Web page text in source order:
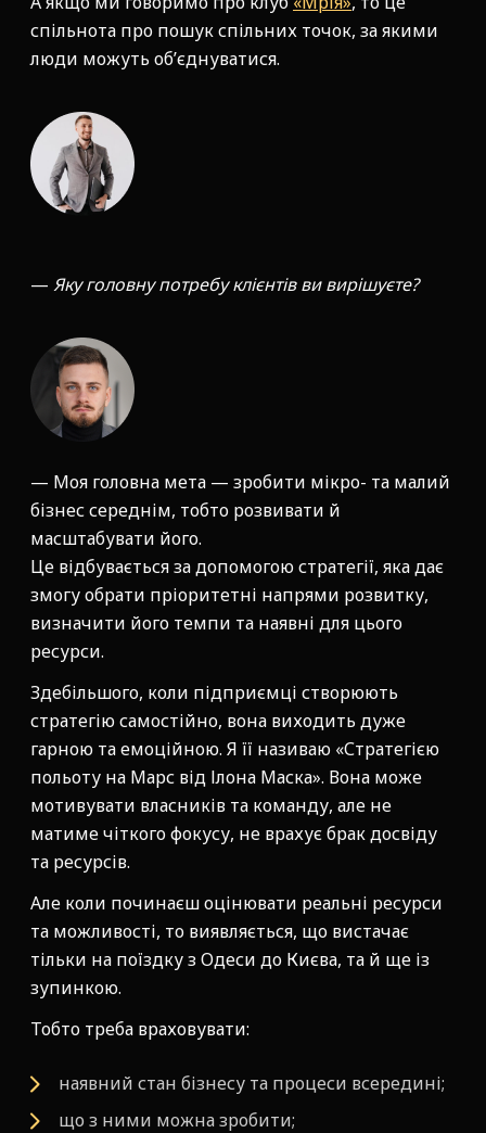
спільнота про пошук спільних точок, за якими
люди можуть об’єднуватися.
— Яку головну потребу клієнтів ви вирішуєте?
— Моя головна мета — зробити мікро- та малий
бізнес середнім, тобто розвивати й
масштабувати його.
Це відбувається за допомогою стратегії, яка дає
змогу обрати пріоритетні напрями розвитку,
визначити його темпи та наявні для цього
ресурси.
Здебільшого, коли підприємці створюють
стратегію самостійно, вона виходить дуже
гарною та емоційною. Я її називаю «Стратегією
польоту на Марс від Ілона Маска». Вона може
мотивувати власників та команду, але не
матиме чіткого фокусу, не врахує брак досвіду
та ресурсів.
Але коли починаєш оцінювати реальні ресурси
та можливості, то виявляється, що вистачає
тільки на поїздку з Одеси до Києва, та й ще із
зупинкою.
Тобто треба враховувати:
наявний стан бізнесу та процеси всередині;
що з ними можна зробити;